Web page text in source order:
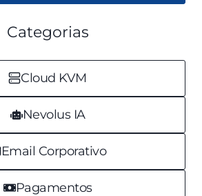
Categorias
Cloud KVM
Nevolus IA
Email Corporativo
Pagamentos